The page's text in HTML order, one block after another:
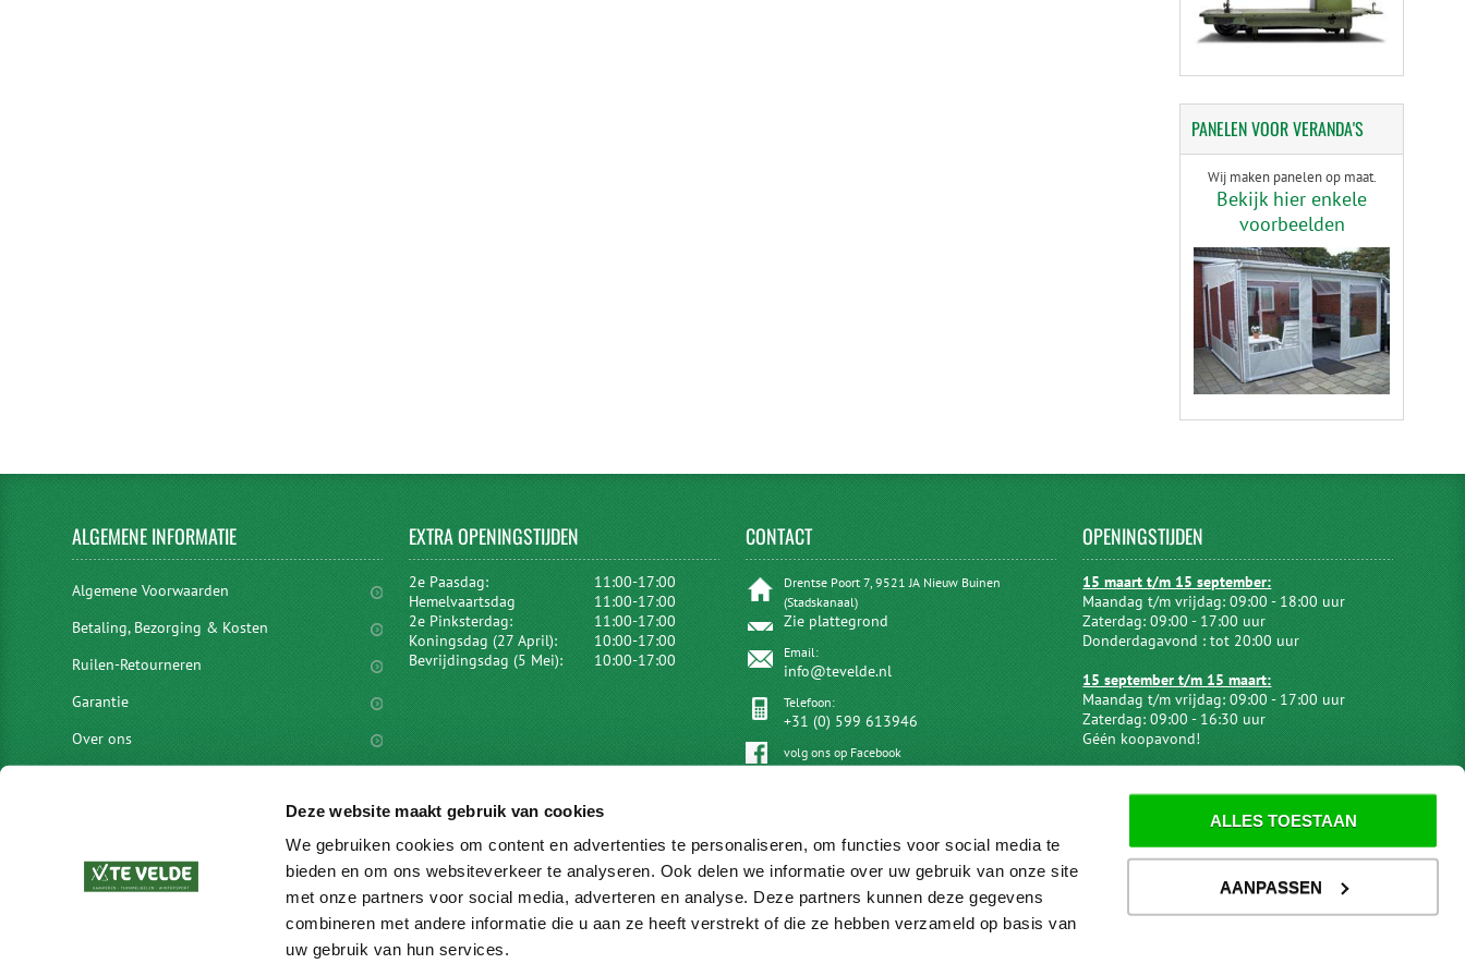
Deze website maakt gebruik van cookies
We gebruiken cookies om content en advertenties te personaliseren, om functies voor social media te
bieden en om ons websiteverkeer te analyseren. Ook delen we informatie over uw gebruik van onze site
met onze partners voor social media, adverteren en analyse. Deze partners kunnen deze gegevens
combineren met andere informatie die u aan ze heeft verstrekt of die ze hebben verzameld op basis van
uw gebruik van hun services.
ALLES TOESTAAN
AANPASSEN
PANELENVOOR VERANDA'S
Wij maken panelen op maat.
Bekijk hier enkele
voorbeelden
ALGEMENEINFORMATIE
Algemene Voorwaarden
Betaling, Bezorging & Kosten
Ruilen-Retourneren
Garantie
Over ons
vacatures
EXTRAOPENINGSTIJDEN
2e Paasdag:
11:00-17:00
Hemelvaartsdag
11:00-17:00
2e Pinksterdag:
11:00-17:00
Koningsdag (27 April):
10:00-17:00
Bevrijdingsdag (5 Mei):
10:00-17:00
CONTACT
Drentse Poort 7, 9521 JA Nieuw Buinen
(Stadskanaal)
Zie plattegrond
Email:
info@tevelde.nl
Telefoon:
+31 (0) 599 613946
volg ons op Facebook
OPENINGSTIJDEN
15 maart t/m 15 september:
Maandag t/m vrijdag: 09:00 - 18:00 uur
Zaterdag: 09:00 - 17:00 uur
Donderdagavond : tot 20:00 uur
15 september t/m 15 maart:
Maandag t/m vrijdag: 09:00 - 17:00 uur
Zaterdag: 09:00 - 16:30 uur
Géén koopavond!